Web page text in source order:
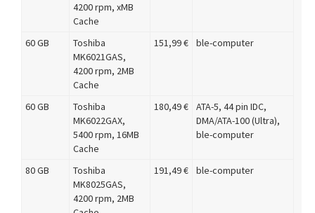
4200 rpm, xMB
Cache
60 GB
Toshiba
MK6021GAS,
4200 rpm, 2MB
Cache
151,99 € ble-computer
60 GB
Toshiba
MK6022GAX,
5400 rpm, 16MB
Cache
180,49 €
ATA-5, 44 pin IDC,
DMA/ATA-100 (Ultra),
ble-computer
80 GB
Toshiba
MK8025GAS,
4200 rpm, 2MB
191,49 € ble-computer